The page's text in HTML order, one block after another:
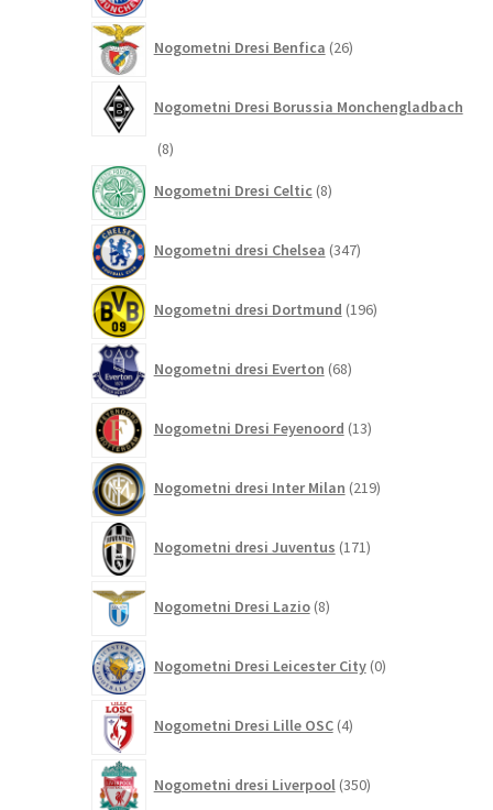
Nogometni Dresi Benfica 26izdelkov
Nogometni Dresi Borussia Monchengladbach
88
Nogometni Dresi Celtic 8izdelkov
Nogometni dresi Chelsea 347izdelkov
Nogometni dresi Dortmund 196izdelkov
Nogometni dresi Everton 68izdelkov
Nogometni Dresi Feyenoord 13izdelkov
Nogometni dresi Inter Milan 219izdelkov
Nogometni dresi Juventus 171izdelkov
Nogometni Dresi Lazio 8izdelkov
Nogometni Dresi Leicester City 0izdelkov
Nogometni Dresi Lille OSC 4izdelki
Nogometni dresi Liverpool 350izdelkov